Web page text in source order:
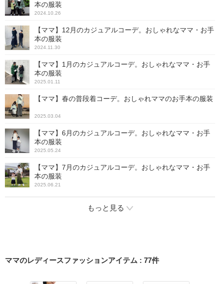
本の服装
2024.10.26
【ママ】12月のカジュアルコーデ。おしゃれなママ・お手
本の服装
2024.11.30
【ママ】1月のカジュアルコーデ。おしゃれなママ・お手
本の服装
2025.01.11
【ママ】春の普段着コーデ。おしゃれママのお手本の服装
2025.03.04
【ママ】6月のカジュアルコーデ。おしゃれなママ・お手
本の服装
2025.05.24
【ママ】7月のカジュアルコーデ。おしゃれなママ・お手
本の服装
2025.06.21
もっと見る
ママのレディースファッションアイテム : 77件